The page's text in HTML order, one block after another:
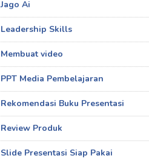
Jago Ai
Leadership Skills
Membuat video
PPT Media Pembelajaran
Rekomendasi Buku Presentasi
Review Produk
Slide Presentasi Siap Pakai